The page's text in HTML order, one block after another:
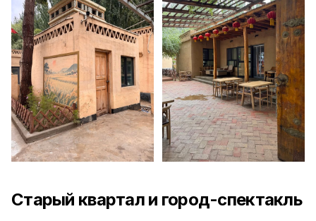
Старый квартал и город-спектакль